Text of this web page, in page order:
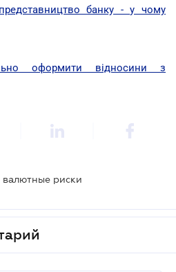
представництво банку - у чому
оформити відносини з
риски